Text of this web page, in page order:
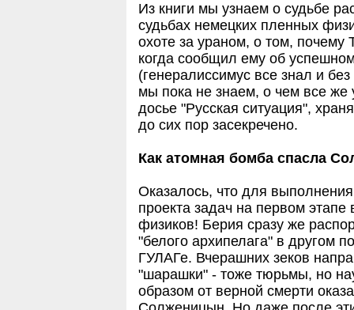
Из книги мы узнаем о судьбе
судьбах немецких пленных
охоте за ураном, о том, почему
когда сообщил ему об
(генералиссимус все знал и
мы пока не знаем, о чем все
досье "Русская ситуация",
до сих пор засекречено.
Как атомная бомба спасла
Оказалось, что для
проекта задач на первом
физиков! Берия сразу же
"белого архипелага" в другом
ГУЛАГе. Вчерашних зеков
"шарашки" - тоже тюрьмы, но
образом от верной смерти